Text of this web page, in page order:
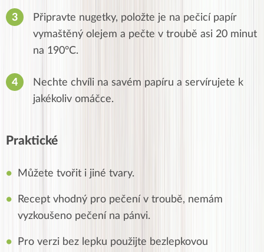
Připravte nugetky, položte je na pečicí papír
vymaštěný olejem a pečte v troubě asi 20 minut
na 190°C.
Nechte chvíli na savém papíru a servírujete k
jakékoliv omáčce.
Praktické
Můžete tvořit i jiné tvary.
Recept vhodný pro pečení v troubě, nemám
vyzkoušeno pečení na pánvi.
Pro verzi bez lepku použijte bezlepkovou